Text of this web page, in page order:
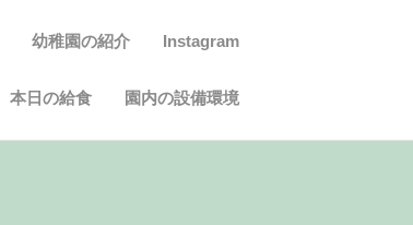
Instagram
幼稚園の紹介
園内の設備環境
本日の給食